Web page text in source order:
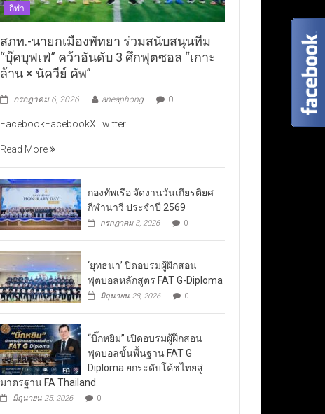
กีฬา
สภท.-นายกเมืองพัทยา ร่วมสนับสนุนทีม
“บุ๊คบุฟเฟ่” คว้าอันดับ 3 ศึกฟุตซอล “เกาะ
ล้าน × นัควีย์ คัพ”
กรกฎาคม 6, 2026 aneaphong 0
FacebookFacebookXTwitter
Read More
กองทัพเรือ จัดงานวันเกียรติยศ
กีฬานาวี ประจำปี 2569
กรกฎาคม 3, 2026 0
‘ยุทธนา’ ปิดอบรมผู้ฝึกสอน
ฟุตบอลหลักสูตร FAT G-Diploma
มิถุนายน 28, 2026 0
“บิ๊กหยิม” เปิดอบรมผู้ฝึกสอน
ฟุตบอลขั้นพื้นฐาน FAT G
Diploma ยกระดับโค้ชไทยสู่
มาตรฐาน FA Thailand
มิถุนายน 25, 2026 0